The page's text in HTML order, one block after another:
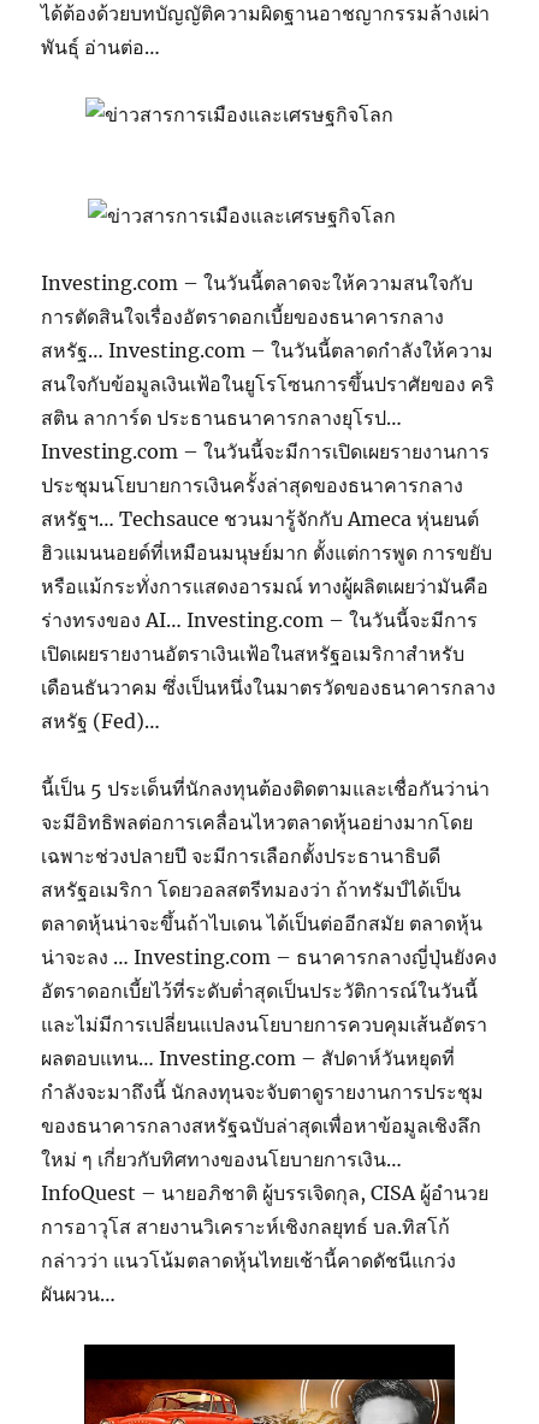
ได้ต้องด้วยบทบัญญัติความผิดฐานอาชญากรรมล้างเผ่า
พันธุ์ อ่านต่อ…
Investing.com – ในวันนี้ตลาดจะให้ความสนใจกับ
การตัดสินใจเรื่องอัตราดอกเบี้ยของธนาคารกลาง
สหรัฐ… Investing.com – ในวันนี้ตลาดกำลังให้ความ
สนใจกับข้อมูลเงินเฟ้อในยูโรโซนการขึ้นปราศัยของ คริ
สติน ลาการ์ด ประธานธนาคารกลางยุโรป…
Investing.com – ในวันนี้จะมีการเปิดเผยรายงานการ
ประชุมนโยบายการเงินครั้งล่าสุดของธนาคารกลาง
สหรัฐฯ… Techsauce ชวนมารู้จักกับ Ameca หุ่นยนต์
ฮิวแมนนอยด์ที่เหมือนมนุษย์มาก ตั้งแต่การพูด การขยับ
หรือแม้กระทั่งการแสดงอารมณ์ ทางผู้ผลิตเผยว่ามันคือ
ร่างทรงของ AI… Investing.com – ในวันนี้จะมีการ
เปิดเผยรายงานอัตราเงินเฟ้อในสหรัฐอเมริกาสำหรับ
เดือนธันวาคม ซึ่งเป็นหนึ่งในมาตรวัดของธนาคารกลาง
สหรัฐ (Fed)…
นี้เป็น 5 ประเด็นที่นักลงทุนต้องติดตามและเชื่อกันว่าน่า
จะมีอิทธิพลต่อการเคลื่อนไหวตลาดหุ้นอย่างมากโดย
เฉพาะช่วงปลายปี จะมีการเลือกตั้งประธานาธิบดี
สหรัฐอเมริกา โดยวอลสตรีทมองว่า ถ้าทรัมป์ได้เป็น
ตลาดหุ้นน่าจะขึ้นถ้าไบเดน ได้เป็นต่ออีกสมัย ตลาดหุ้น
น่าจะลง … Investing.com – ธนาคารกลางญี่ปุ่นยังคง
อัตราดอกเบี้ยไว้ที่ระดับต่ำสุดเป็นประวัติการณ์ในวันนี้
และไม่มีการเปลี่ยนแปลงนโยบายการควบคุมเส้นอัตรา
ผลตอบแทน… Investing.com – สัปดาห์วันหยุดที่
กำลังจะมาถึงนี้ นักลงทุนจะจับตาดูรายงานการประชุม
ของธนาคารกลางสหรัฐฉบับล่าสุดเพื่อหาข้อมูลเชิงลึก
ใหม่ ๆ เกี่ยวกับทิศทางของนโยบายการเงิน…
InfoQuest – นายอภิชาติ ผู้บรรเจิดกุล, CISA ผู้อำนวย
การอาวุโส สายงานวิเคราะห์เชิงกลยุทธ์ บล.ทิสโก้
กล่าวว่า แนวโน้มตลาดหุ้นไทยเช้านี้คาดดัชนีแกว่ง
ผันผวน…